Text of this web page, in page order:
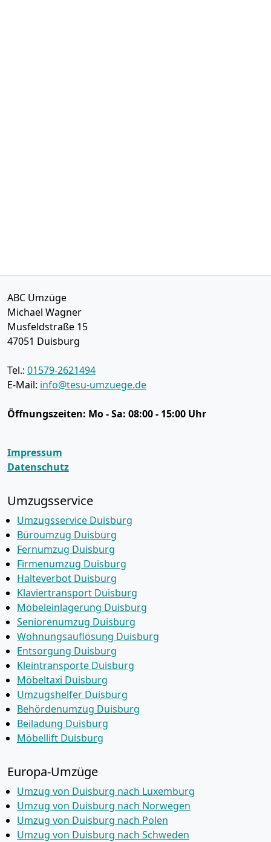
ABC Umzüge
Michael Wagner
Musfeldstraße 15
47051 Duisburg
Tel.: 01579-2621494
E-Mail: info@tesu-umzuege.de
Öffnungszeiten: Mo - Sa: 08:00 - 15:00 Uhr
Impressum
Datenschutz
Umzugsservice
Umzugsservice Duisburg
Büroumzug Duisburg
Fernumzug Duisburg
Firmenumzug Duisburg
Halteverbot Duisburg
Klaviertransport Duisburg
Möbeleinlagerung Duisburg
Seniorenumzug Duisburg
Wohnungsauflösung Duisburg
Entsorgung Duisburg
Kleintransporte Duisburg
Möbeltaxi Duisburg
Umzugshelfer Duisburg
Behördenumzug Duisburg
Beiladung Duisburg
Möbellift Duisburg
Europa-Umzüge
Umzug von Duisburg nach Luxemburg
Umzug von Duisburg nach Norwegen
Umzug von Duisburg nach Polen
Umzug von Duisburg nach Schweden